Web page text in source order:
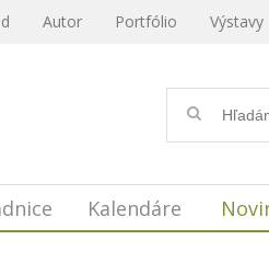
Autor Portfólio Výstavy
Kalendáre